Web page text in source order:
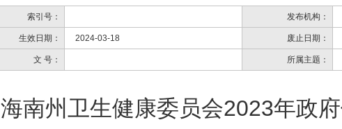
索引号： 发布机构：
生效日期： 2024-03-18 废止日期：
文 号： 所属主题：
海南州卫生健康委员会2023年政